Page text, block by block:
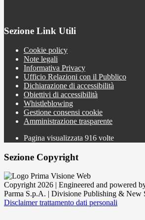
Sezione Link Utili
Cookie policy
Note legali
Informativa Privacy
Ufficio Relazioni con il Pubblico
Dichiarazione di accessibilità
Obiettivi di accessibilità
Whistleblowing
Gestione consensi cookie
Amministrazione trasparente
Pagina visualizzata 916 volte
Sezione Copyright
Copyright 2026 | Engineered and powered
Parma S.p.A. | Divisione Publishing & New
Disclaimer trattamento dati personali